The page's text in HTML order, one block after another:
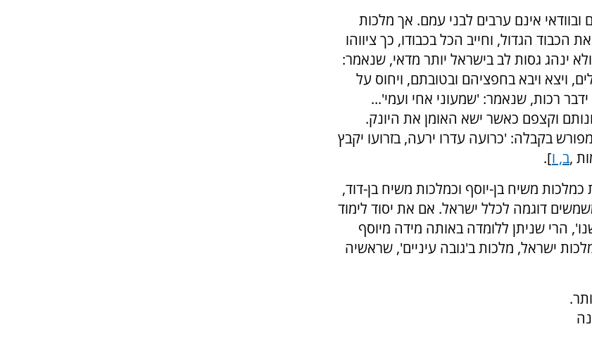
אינם ערבים לבני עמם. אך מלכות
הגדול, וחייב הכל בכבודו, כך ציווהו
ינהג גסות לב בישראל יותר מדאי, שנאמר:
ויצא ויבא בחפציהם ובטובתם, ויחוס על
רכות, שנאמר: 'שמעוני אחי ועמי'...
וקצפם כאשר ישא האומן את היונק.
בקבלה: 'כרועה עדרו ירעה, בזרועו יקבץ
,ב, ו].
משיח בן-יוסף וכמלכות משיח בן-דוד,
דוגמה לכלל ישראל. אם את יסוד לימוד
הרי שניתן ללומדה באותה מידה מיוסף
ישראל, מלכות ב'גובה עיניים', שראשיה